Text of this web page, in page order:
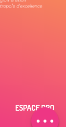
Contacter par
email
ESPACE PRO